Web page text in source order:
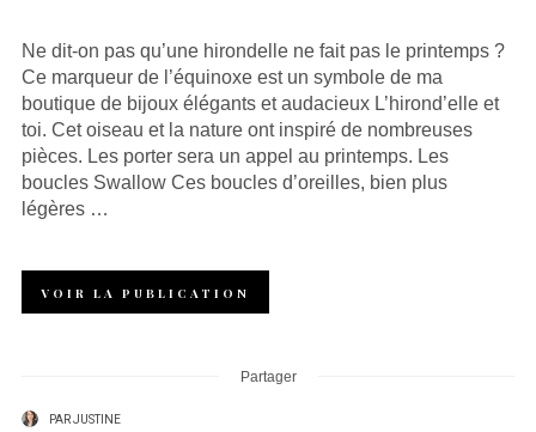
Ne dit-on pas qu’une hirondelle ne fait pas le printemps ?
Ce marqueur de l’équinoxe est un symbole de ma
boutique de bijoux élégants et audacieux L’hirond’elle et
toi. Cet oiseau et la nature ont inspiré de nombreuses
pièces. Les porter sera un appel au printemps. Les
boucles Swallow Ces boucles d’oreilles, bien plus
légères …
VOIR LA PUBLICATION
Partager
PARJUSTINE